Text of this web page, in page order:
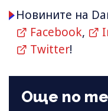
Новините на
Facebook,
Twitter!
Още по